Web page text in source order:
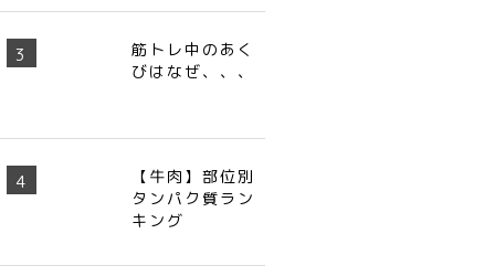
筋トレ中のあく
びはなぜ、、、
【牛肉】部位別
タンパク質ラン
キング